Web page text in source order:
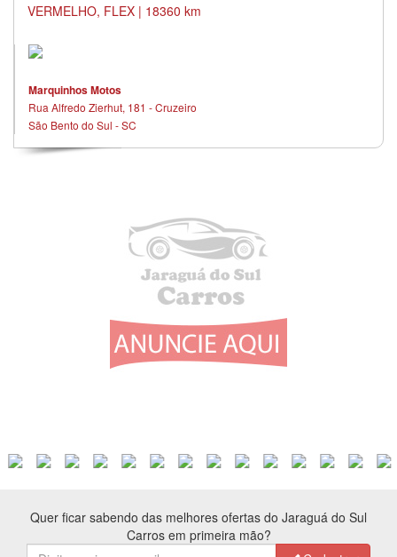
VERMELHO, FLEX | 18360 km
Marquinhos Motos
Rua Alfredo Zierhut, 181 - Cruzeiro
São Bento do Sul - SC
Quer ficar sabendo das melhores ofertas do Jaraguá do Sul
Carros em primeira mão?